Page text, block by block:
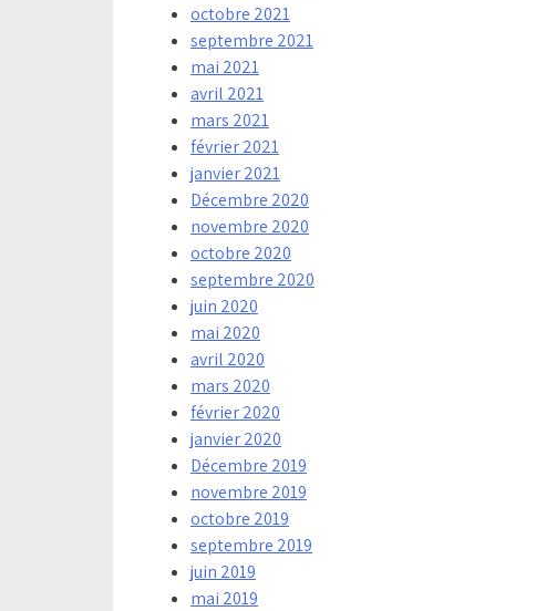
octobre 2021
septembre 2021
mai 2021
avril 2021
mars 2021
février 2021
janvier 2021
Décembre 2020
novembre 2020
octobre 2020
septembre 2020
juin 2020
mai 2020
avril 2020
mars 2020
février 2020
janvier 2020
Décembre 2019
novembre 2019
octobre 2019
septembre 2019
juin 2019
mai 2019